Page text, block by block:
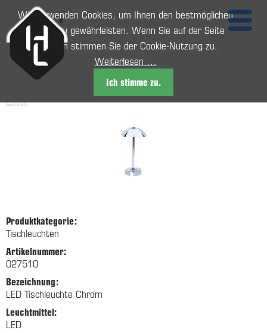
Produktkategorie:
Tischleuchten
Artikelnummer:
027510
Bezeichnung:
LED Tischleuchte Chrom
Leuchtmittel:
LED
Zurück
Wir verwenden Cookies, um Ihnen den bestmöglichen
Service zu gewährleisten. Wenn Sie auf der Seite
weitersurfen stimmen Sie der Cookie-Nutzung zu.
Weiterlesen …
Ich stimme zu.